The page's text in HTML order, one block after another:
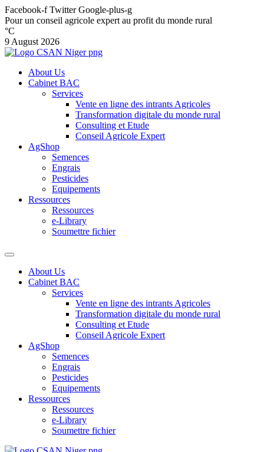
Facebook-f Twitter Google-plus-g
Pour un conseil agricole expert au profit du monde rural
°C
9 August 2026
About Us
Cabinet BAC
Services
Vente en ligne des intrants Agricoles
Transformation digitale du monde rural
Consulting et Etude
Conseil Agricole Expert
AgShop
Semences
Engrais
Pesticides
Equipements
Ressources
Ressources
e-Library
Soumettre fichier
About Us
Cabinet BAC
Services
Vente en ligne des intrants Agricoles
Transformation digitale du monde rural
Consulting et Etude
Conseil Agricole Expert
AgShop
Semences
Engrais
Pesticides
Equipements
Ressources
Ressources
e-Library
Soumettre fichier